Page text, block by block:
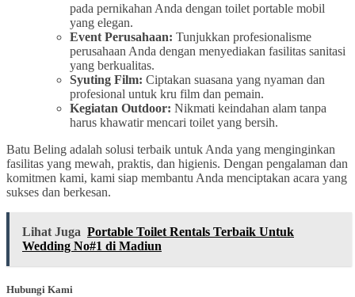
pada pernikahan Anda dengan toilet portable mobil
yang elegan.
Event Perusahaan: Tunjukkan profesionalisme
perusahaan Anda dengan menyediakan fasilitas sanitasi
yang berkualitas.
Syuting Film: Ciptakan suasana yang nyaman dan
profesional untuk kru film dan pemain.
Kegiatan Outdoor: Nikmati keindahan alam tanpa
harus khawatir mencari toilet yang bersih.
Batu Beling adalah solusi terbaik untuk Anda yang menginginkan
fasilitas yang mewah, praktis, dan higienis. Dengan pengalaman dan
komitmen kami, kami siap membantu Anda menciptakan acara yang
sukses dan berkesan.
Lihat Juga Portable Toilet Rentals Terbaik Untuk
Wedding No#1 di Madiun
Hubungi Kami